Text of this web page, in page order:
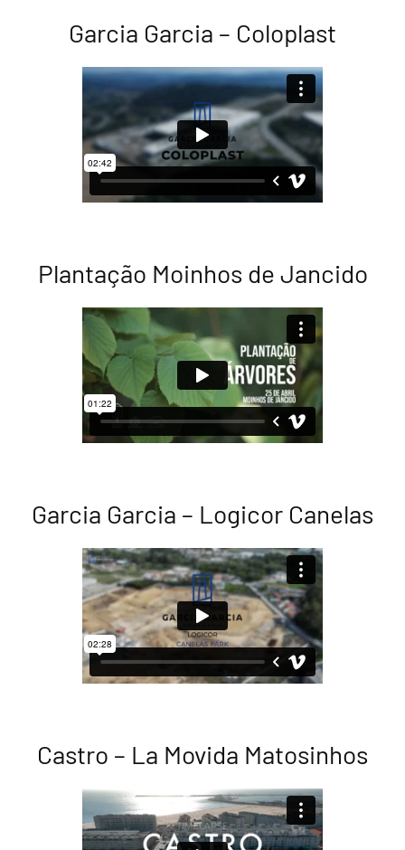
Garcia Garcia – Coloplast
Plantação Moinhos de Jancido
Garcia Garcia – Logicor Canelas
Castro – La Movida Matosinhos